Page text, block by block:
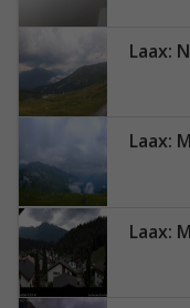
Laax:
Laax:
Laax: